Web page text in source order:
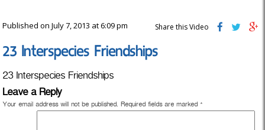
Published on July 7, 2013 at 6:09 pm Share this Video
23 Interspecies Friendships
23 Interspecies Friendships
Leave a Reply
Your email address will not be published. Required fields are marked *